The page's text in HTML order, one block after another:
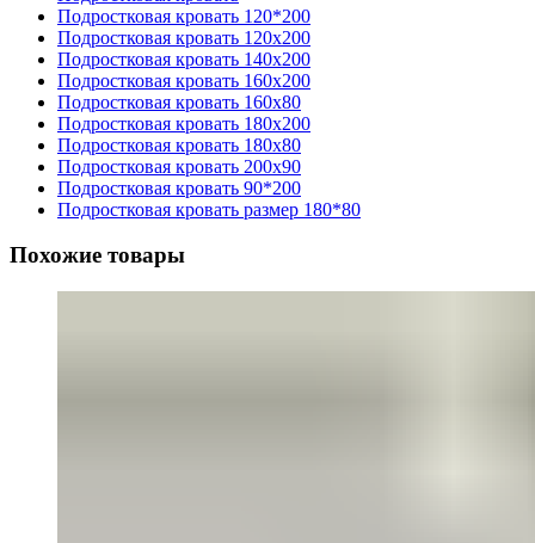
Подростковая кровать 120*200
Подростковая кровать 120x200
Подростковая кровать 140x200
Подростковая кровать 160x200
Подростковая кровать 160x80
Подростковая кровать 180x200
Подростковая кровать 180x80
Подростковая кровать 200x90
Подростковая кровать 90*200
Подростковая кровать размер 180*80
Похожие товары